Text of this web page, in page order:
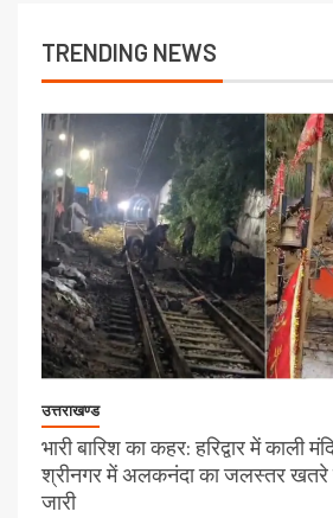
TRENDING NEWS
उत्तराखण्ड
भारी बारिश का कहर: हरिद्वार में काली
श्रीनगर में अलकनंदा का जलस्तर खतरे
जारी